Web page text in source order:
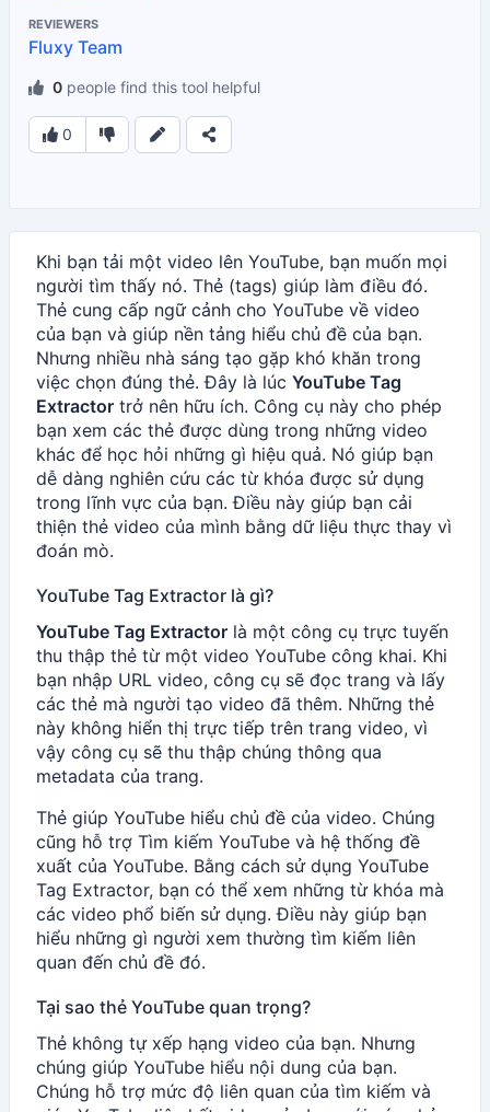
REVIEWERS
Fluxy Team
0 people find this tool helpful
0
Khi bạn tải một video lên YouTube, bạn muốn mọi
người tìm thấy nó. Thẻ (tags) giúp làm điều đó.
Thẻ cung cấp ngữ cảnh cho YouTube về video
của bạn và giúp nền tảng hiểu chủ đề của bạn.
Nhưng nhiều nhà sáng tạo gặp khó khăn trong
việc chọn đúng thẻ. Đây là lúc YouTube Tag
Extractor trở nên hữu ích. Công cụ này cho phép
bạn xem các thẻ được dùng trong những video
khác để học hỏi những gì hiệu quả. Nó giúp bạn
dễ dàng nghiên cứu các từ khóa được sử dụng
trong lĩnh vực của bạn. Điều này giúp bạn cải
thiện thẻ video của mình bằng dữ liệu thực thay vì
đoán mò.
YouTube Tag Extractor là gì?
YouTube Tag Extractor là một công cụ trực tuyến
thu thập thẻ từ một video YouTube công khai. Khi
bạn nhập URL video, công cụ sẽ đọc trang và lấy
các thẻ mà người tạo video đã thêm. Những thẻ
này không hiển thị trực tiếp trên trang video, vì
vậy công cụ sẽ thu thập chúng thông qua
metadata của trang.
Thẻ giúp YouTube hiểu chủ đề của video. Chúng
cũng hỗ trợ Tìm kiếm YouTube và hệ thống đề
xuất của YouTube. Bằng cách sử dụng YouTube
Tag Extractor, bạn có thể xem những từ khóa mà
các video phổ biến sử dụng. Điều này giúp bạn
hiểu những gì người xem thường tìm kiếm liên
quan đến chủ đề đó.
Tại sao thẻ YouTube quan trọng?
Thẻ không tự xếp hạng video của bạn. Nhưng
chúng giúp YouTube hiểu nội dung của bạn.
Chúng hỗ trợ mức độ liên quan của tìm kiếm và